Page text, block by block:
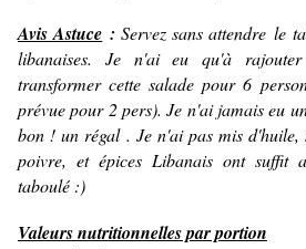
Avis Astuce : Servez sans attendre le
libanaises. Je n'ai eu qu'à
transformer cette salade pour 6
prévue pour 2 pers). Je n'ai jamais eu
bon ! un régal . Je n'ai pas mis d'huile,
poivre, et épices Libanais ont suffit
taboulé :)
Valeurs nutritionnelles par portion